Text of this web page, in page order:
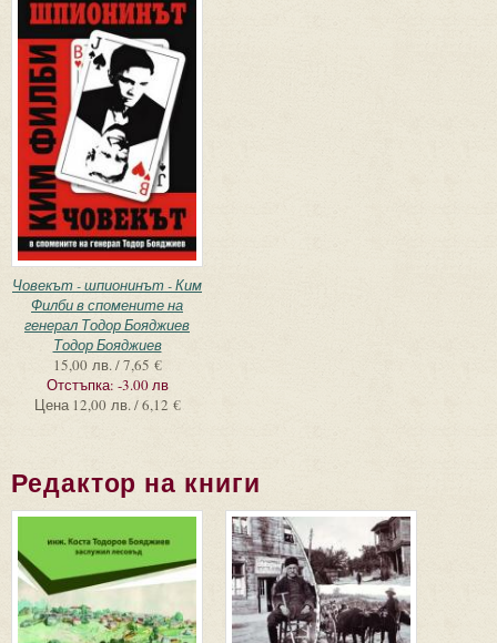
Човекът - шпионинът - Ким
Филби в спомените на
генерал Тодор Бояджиев
Тодор Бояджиев
15,00 лв. / 7,65 €
Отстъпка: -3.00 лв
Цена 12,00 лв. / 6,12 €
Редактор на книги